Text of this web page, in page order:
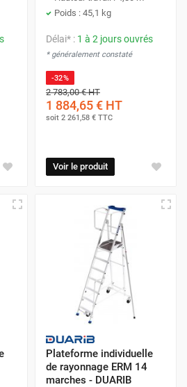
Poids : 45,1 kg
Délai* : 1 à 2 jours ouvrés
* généralement constaté
-32%
2 783,00 €HT
1 884,65 € HT
soit 2 261,58 € TTC
Voir le produit
Plateforme individuelle
de rayonnage ERM 14
marches - DUARIB